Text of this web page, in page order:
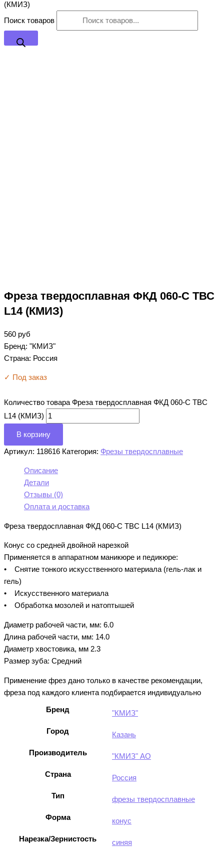
(КМИЗ)
Поиск товаров
Фреза твердосплавная ФКД 060-С ТВС
L14 (КМИЗ)
560 руб
Бренд: "КМИЗ"
Страна: Россия
✓ Под заказ
Количество товара Фреза твердосплавная ФКД 060-С ТВС
L14 (КМИЗ)
В корзину
Артикул: 118616 Категория: Фрезы твердосплавные
Описание
Детали
Отзывы (0)
Оплата и доставка
Фреза твердосплавная ФКД 060-С ТВС L14 (КМИЗ)
Конус со средней двойной нарезкой
Применяется в аппаратном маникюре и педикюре:
• Снятие тонкого искусственного материала (гель-лак и
гель)
• Искусственного материала
• Обработка мозолей и натоптышей
Диаметр рабочей части, мм: 6.0
Длина рабочей части, мм: 14.0
Диаметр хвостовика, мм 2.3
Размер зуба: Средний
Применение фрез дано только в качестве рекомендации,
фреза под каждого клиента подбирается индивидуально
Бренд "КМИЗ"
Город Казань
Производитель "КМИЗ" АО
Страна Россия
Тип фрезы твердосплавные
Форма конус
Нарезка/Зернистость синяя